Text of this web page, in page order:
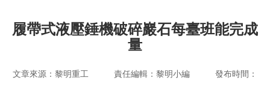
履帶式液壓錘機破碎巖石每臺班能完成
量
文章來源：黎明重工 責任編輯：黎明小編 發布時間：